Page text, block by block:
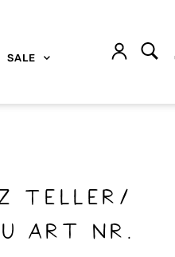
SALE
Teller/
Art nr.